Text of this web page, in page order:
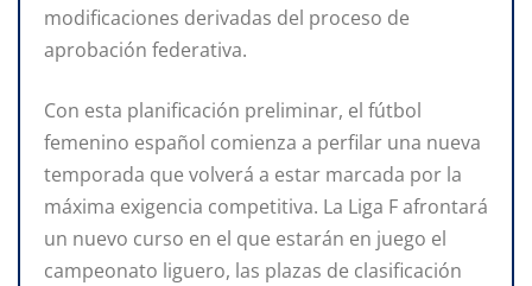
modificaciones derivadas del proceso de
aprobación federativa.
Con esta planificación preliminar, el fútbol
femenino español comienza a perfilar una nueva
temporada que volverá a estar marcada por la
máxima exigencia competitiva. La Liga F afrontará
un nuevo curso en el que estarán en juego el
campeonato liguero, las plazas de clasificación